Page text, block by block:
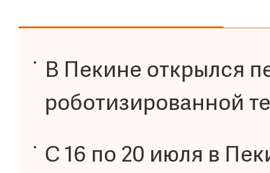
В Пекине открылся
роботизированной
С 16 по 20 июля в